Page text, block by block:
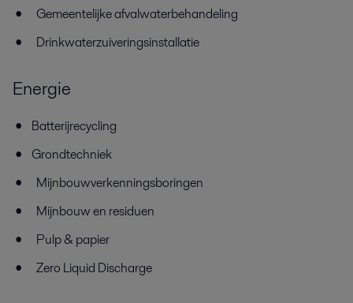
Gemeentelijke afvalwaterbehandeling
Drinkwaterzuiveringsinstallatie
Energie
Batterijrecycling
Grondtechniek
Mijnbouwverkenningsboringen
Mijnbouw en residuen
Pulp & papier
Zero Liquid Discharge